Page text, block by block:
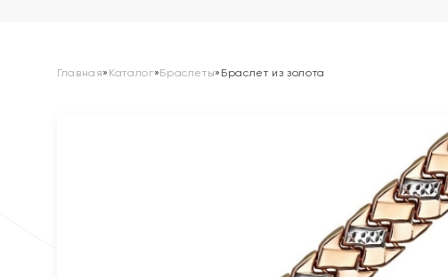
Главная» Каталог»Браслеты» Браслет из золота